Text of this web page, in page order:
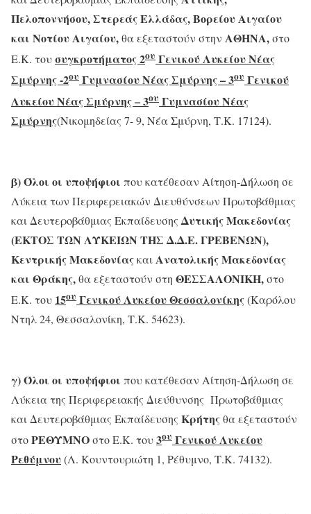
Πελοποννήσου, Στερεάς Ελλάδας, Βορείου Αιγαίου
και Νοτίου Αιγαίου,θα εξεταστούν στην ΑΘΗΝΑ,στο
Ε.Κ. τουσυγκροτήματος 2ου Γενικού Λυκείου Νέας
Σμύρνης -2ου Γυμνασίου Νέας Σμύρνης – 3ου Γενικού
Λυκείου Νέας Σμύρνης – 3ου Γυμνασίου Νέας
Σμύρνης(Νικομηδείας 7- 9, Νέα Σμύρνη, Τ.Κ. 17124).
β)Όλοι οι υποψήφιοι που κατέθεσαν Αίτηση-Δήλωση σε
Λύκεια των Περιφερειακών Διευθύνσεων Πρωτοβάθμιας
και Δευτεροβάθμιας Εκπαίδευσης Δυτικής Μακεδονίας
(ΕΚΤΟΣ ΤΩΝ ΛΥΚΕΙΩΝ ΤΗΣ Δ.Δ.Ε. ΓΡΕΒΕΝΩΝ),
Κεντρικής ΜακεδονίαςκαιΑνατολικής Μακεδονίας
και Θράκης,θα εξεταστούν στη ΘΕΣΣΑΛΟΝΙΚΗ,στο
Ε.Κ. του 15ου Γενικού Λυκείου Θεσσαλονίκης(Καρόλου
Ντηλ 24, Θεσσαλονίκη, Τ.Κ. 54623).
γ)Όλοι οι υποψήφιοι που κατέθεσαν Αίτηση-Δήλωση σε
Λύκεια της Περιφερειακής Διεύθυνσης Πρωτοβάθμιας
και Δευτεροβάθμιας Εκπαίδευσης Κρήτηςθα εξεταστούν
στοΡΕΘΥΜΝΟστο Ε.Κ. του3ου Γενικού Λυκείου
Ρεθύμνου(Λ. Κουντουριώτη 1, Ρέθυμνο, Τ.Κ. 74132).